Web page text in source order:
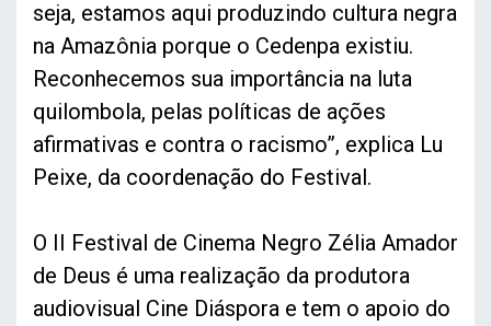
seja, estamos aqui produzindo cultura negra
na Amazônia porque o Cedenpa existiu.
Reconhecemos sua importância na luta
quilombola, pelas políticas de ações
afirmativas e contra o racismo”, explica Lu
Peixe, da coordenação do Festival.
O II Festival de Cinema Negro Zélia Amador
de Deus é uma realização da produtora
audiovisual Cine Diáspora e tem o apoio do